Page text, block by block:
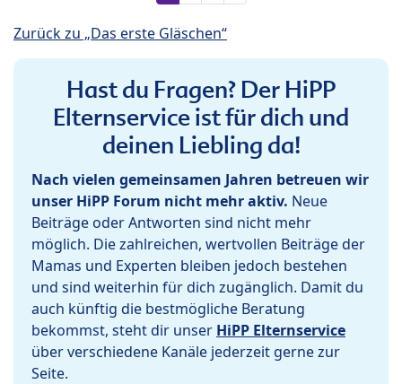
Zurück zu „Das erste Gläschen“
Hast du Fragen? Der HiPP
Elternservice ist für dich und
deinen Liebling da!
Nach vielen gemeinsamen Jahren betreuen wir
unser HiPP Forum nicht mehr aktiv. Neue
Beiträge oder Antworten sind nicht mehr
möglich. Die zahlreichen, wertvollen Beiträge der
Mamas und Experten bleiben jedoch bestehen
und sind weiterhin für dich zugänglich. Damit du
auch künftig die bestmögliche Beratung
bekommst, steht dir unser HiPP Elternservice
über verschiedene Kanäle jederzeit gerne zur
Seite.